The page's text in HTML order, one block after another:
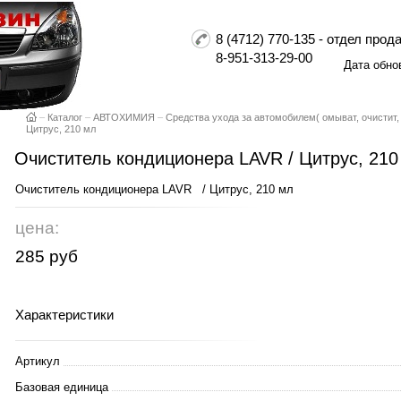
8 (4712) 770-135 - отдел
8-951-313-29-00
Дата
– Каталог – АВТОХИМИЯ – Средства ухода за автомобилем( омыват,
Цитрус, 210 мл
Очиститель кондиционера LAVR / Цитрус,
Очиститель кондиционера LAVR / Цитрус, 210 мл
цена:
285 руб
Характеристики
Артикул
Базовая единица